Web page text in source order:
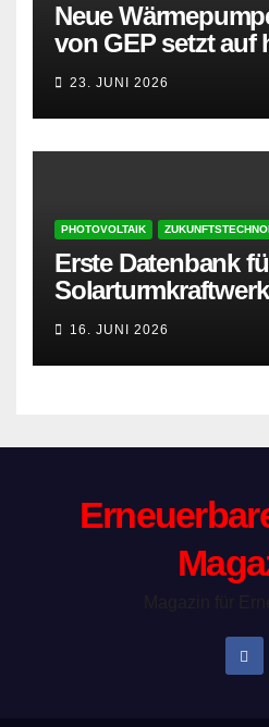
Neue
von GEP setzt auf
und besonders
23. JUNI 2026
PHOTOVOLTAIK
Erste Datenbank
16. JUNI 2026